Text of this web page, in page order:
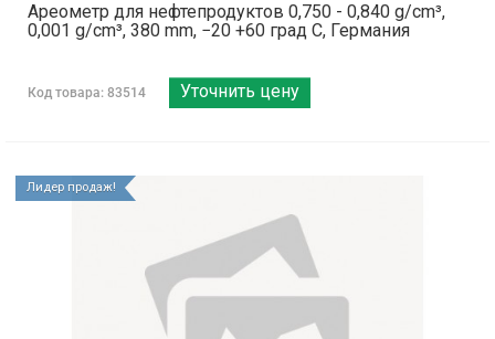
Ареометр для нефтепродуктов 0,750 - 0,840 g/cm³,
0,001 g/cm³, 380 mm, −20 +60 град C, Германия
Код товара: 83514 Уточнить цену
Лидер продаж!